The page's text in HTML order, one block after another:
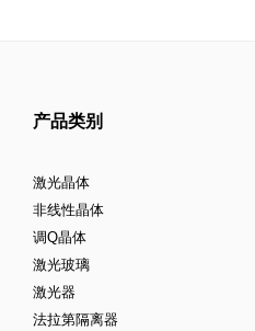
产品类别
激光晶体
非线性晶体
调Q晶体
激光玻璃
激光器
法拉第隔离器